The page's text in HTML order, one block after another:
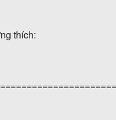
thích: